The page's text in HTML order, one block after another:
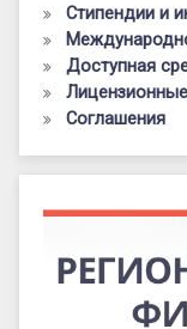
Стипендии и
Доступная
Соглашения